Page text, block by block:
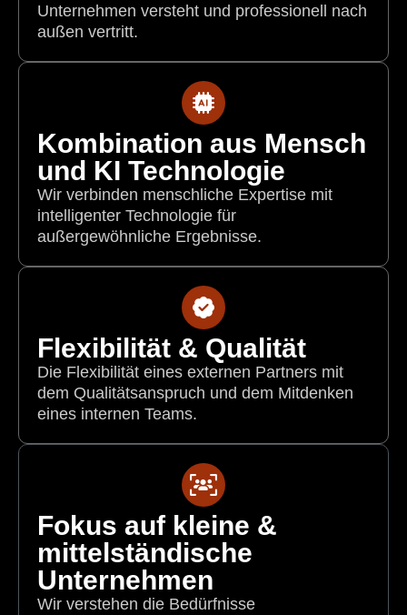
Unternehmen versteht und professionell nach
außen vertritt.
Kombination aus Mensch
und KI Technologie
Wir verbinden menschliche Expertise mit
intelligenter Technologie für
außergewöhnliche Ergebnisse.
Flexibilität & Qualität
Die Flexibilität eines externen Partners mit
dem Qualitätsanspruch und dem Mitdenken
eines internen Teams.
Fokus auf kleine &
mittelständische
Unternehmen
Wir verstehen die Bedürfnisse